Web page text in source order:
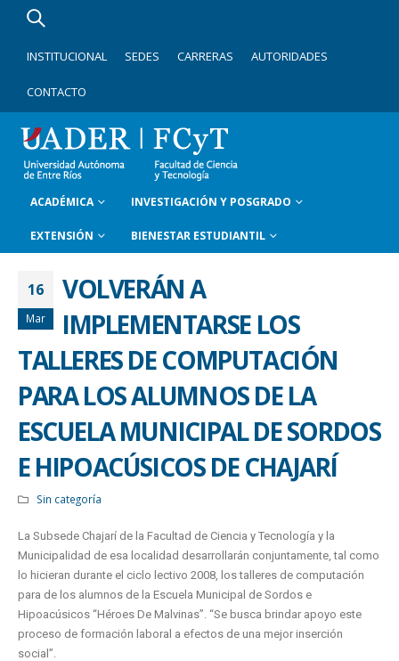
INSTITUCIONAL SEDES CARRERAS AUTORIDADES
CONTACTO
ACADÉMICA INVESTIGACIÓN Y POSGRADO
EXTENSIÓN BIENESTAR ESTUDIANTIL
16
Mar
VOLVERÁN A
IMPLEMENTARSE LOS
TALLERES DE COMPUTACIÓN
PARA LOS ALUMNOS DE LA
ESCUELA MUNICIPAL DE SORDOS
E HIPOACÚSICOS DE CHAJARÍ
Sin categoría
La Subsede Chajarí de la Facultad de Ciencia y Tecnología y la
Municipalidad de esa localidad desarrollarán conjuntamente, tal como
lo hicieran durante el ciclo lectivo 2008, los talleres de computación
para de los alumnos de la Escuela Municipal de Sordos e
Hipoacúsicos “Héroes De Malvinas”. “Se busca brindar apoyo este
proceso de formación laboral a efectos de una mejor inserción
social”.